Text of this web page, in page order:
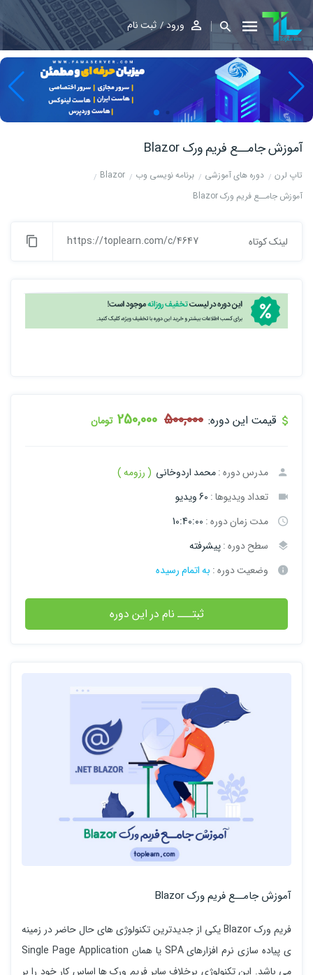
ورود ثبت نام
آموزش جامــع فریم ورک Blazor
تاپ لرن دوره های آموزشی برنامه نویسی وب
Blazor
آموزش جامــع فریم ورک Blazor
لینک کوتاه https://toplearn.com/c/4647
قیمت این دوره: 500,000
250,000 تومان
مدرس دوره :محمد اردوخانی ( رزومه )
تعداد ویدیوها : 60 ویدیو
مدت زمان دوره : 10:40:00
سطح دوره :پیشرفته
وضعیت دوره : به اتمام رسیده
ثبتـــ نام در این دوره
آموزش جامــع فریم ورک Blazor
فریم ورک Blazor یکی از جدیدترین تکنولوژی های حال حاضر در زمینه
ی پیاده سازی نرم افزارهای SPA یا همان Single Page Application
می باشد. این تکنولوژی برخلاف سایر فریم ورک ها اساس کار خود را بر